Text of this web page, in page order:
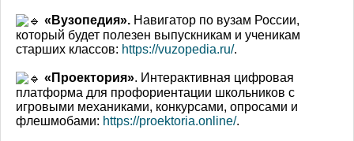
«Вузопедия». Навигатор по вузам России,
который будет полезен выпускникам и ученикам
старших классов: https://vuzopedia.ru/.
«Проектория». Интерактивная цифровая
платформа для профориентации школьников с
игровыми механиками, конкурсами, опросами и
флешмобами: https://proektoria.online/.